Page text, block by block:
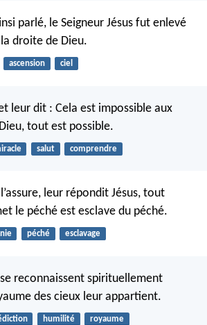
parlé, le Seigneur Jésus fut enlevé
droite de Dieu.
ascension ciel
leur dit : Cela est impossible aux
tout est possible.
salut comprendre
leur répondit Jésus, tout
le péché est esclave du péché.
péché esclavage
reconnaissent spirituellement
des cieux leur appartient.
humilité royaume